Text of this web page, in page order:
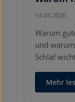
14.04.2026
Warum
und
Schlaf
Mehr